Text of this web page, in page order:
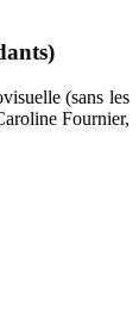
(sans les
Fournier,